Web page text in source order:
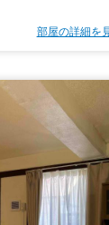
部屋の詳細を